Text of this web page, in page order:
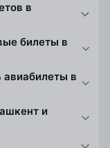
в
билеты в
авиабилеты в
и